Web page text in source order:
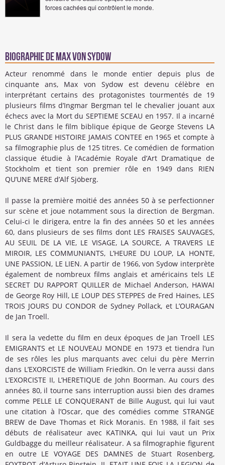
forces cachées qui contrôlent le monde.
Biographie de Max Von Sydow
Acteur renommé dans le monde entier depuis plus de
cinquante ans, Max von Sydow est devenu célèbre en
interprétant certains des protagonistes tourmentés de 19
plusieurs films d’Ingmar Bergman tel le chevalier jouant aux
échecs avec la Mort du SEPTIEME SCEAU en 1957. Il a incarné
le Christ dans le film biblique épique de George Stevens LA
PLUS GRANDE HISTOIRE JAMAIS CONTEE en 1965 et compte à
sa filmographie plus de 125 titres. Ce comédien de formation
classique étudie à l’Académie Royale d’Art Dramatique de
Stockholm et tient son premier rôle en 1949 dans RIEN
QU’UNE MERE d’Alf Sjöberg.
Il passe la première moitié des années 50 à se perfectionner
sur scène et joue notamment sous la direction de Bergman.
Celui-ci le dirigera, entre la fin des années 50 et les années
60, dans plusieurs de ses films dont LES FRAISES SAUVAGES,
AU SEUIL DE LA VIE, LE VISAGE, LA SOURCE, A TRAVERS LE
MIROIR, LES COMMUNIANTS, L’HEURE DU LOUP, LA HONTE,
UNE PASSION, LE LIEN. A partir de 1966, von Sydow interprète
également de nombreux films anglais et américains tels LE
SECRET DU RAPPORT QUILLER de Michael Anderson, HAWAI
de George Roy Hill, LE LOUP DES STEPPES de Fred Haines, LES
TROIS JOURS DU CONDOR de Sydney Pollack, et L’OURAGAN
de Jan Troell.
Il sera la vedette du film en deux époques de Jan Troell LES
EMIGRANTS et LE NOUVEAU MONDE en 1973 et tiendra l’un
de ses rôles les plus marquants avec celui du père Merrin
dans L’EXORCISTE de William Friedkin. On le verra aussi dans
L’EXORCISTE II, L’HERETIQUE de John Boorman. Au cours des
années 80, il tourne sans interruption aussi bien des drames
comme PELLE LE CONQUERANT de Bille August, qui lui vaut
une citation à l’Oscar, que des comédies comme STRANGE
BREW de Dave Thomas et Rick Moranis. En 1988, il fait ses
débuts de réalisateur avec KATINKA, qui lui vaut un Prix
Guldbagge du meilleur réalisateur. A sa filmographie figurent
en outre LE VOYAGE DES DAMNES de Stuart Rosenberg,